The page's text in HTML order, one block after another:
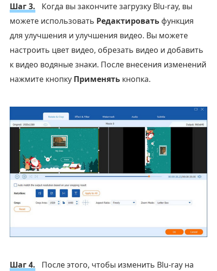
Шаг 3.
Когда вы закончите загрузку Blu-ray, вы
можете использовать Редактироватьфункция
для улучшения и улучшения видео. Вы можете
настроить цвет видео, обрезать видео и добавить
к видео водяные знаки. После внесения изменений
нажмите кнопку Применять кнопка.
Шаг 4.
После этого, чтобы изменить Blu-ray на